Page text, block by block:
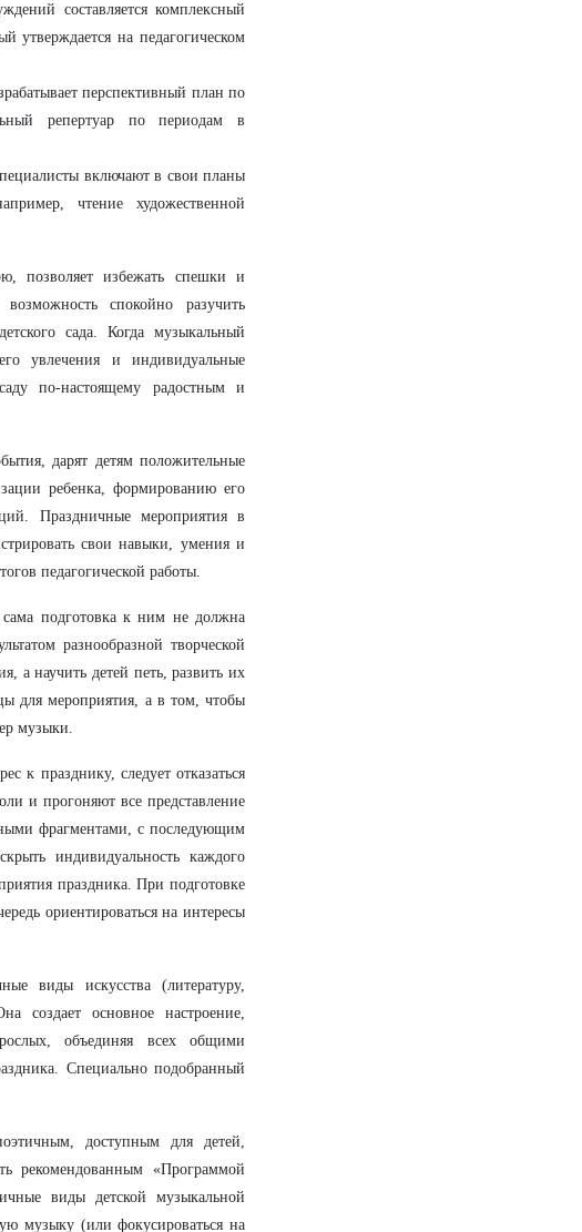
составляется комплексный
утверждается на педагогическом
перспективный план по
репертуар по периодам в
включают в свои планы
чтение художественной
позволяет избежать спешки и
спокойно разучить
сада. Когда музыкальный
увлечения и индивидуальные
по-настоящему радостным и
дарят детям положительные
ребенка, формированию его
Праздничные мероприятия в
свои навыки, умения и
педагогической работы.
сама подготовка к ним не должна
разнообразной творческой
а научить детей петь, развить их
для мероприятия, а в том, чтобы
музыки.
к празднику, следует отказаться
и прогоняют все представление
фрагментами, с последующим
индивидуальность каждого
праздника. При подготовке
ориентироваться на интересы
виды искусства (литературу,
создает основное настроение,
объединяя всех общими
Специально подобранный
доступным для детей,
рекомендованным «Программой
виды детской музыкальной
музыку (или фокусироваться на